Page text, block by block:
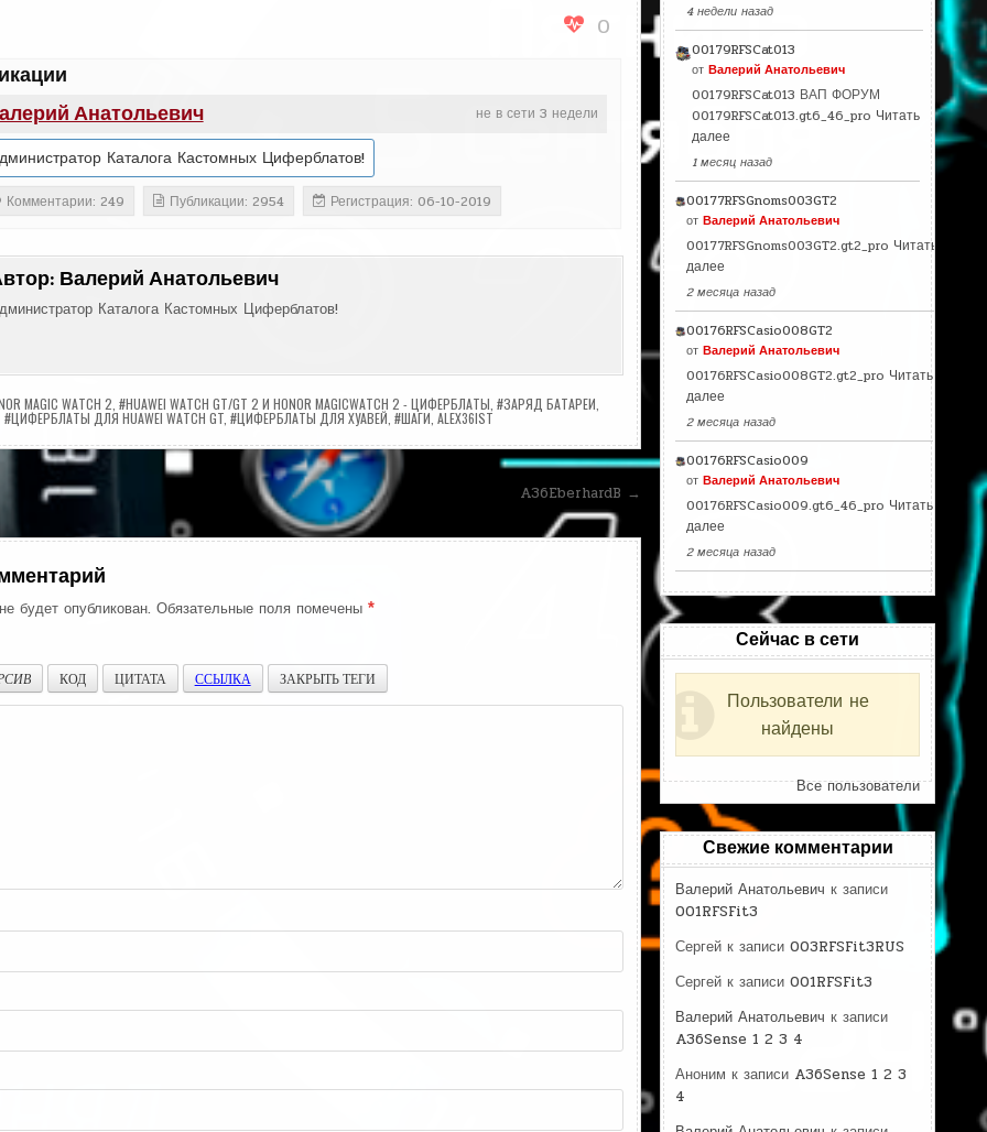
0
не в сети 3 недели
Анатольевич
Каталога Кастомных Циферблатов!
Комментарии: 249 Публикации: 2954 Регистрация: 06-10-2019
Валерий Анатольевич
Каталога Кастомных Циферблатов!
MAGIC WATCH 2,#HUAWEI WATCH GT/GT 2 И HONOR MAGICWATCH 2 - ЦИФЕРБЛАТЫ,#ЗАРЯД БАТАРЕИ,
#ЦИФЕРБЛАТЫ ДЛЯ HUAWEI WATCH GT, #ЦИФЕРБЛАТЫ ДЛЯ ХУАВЕЙ, #ШАГИ, ALEX36IST
A36EberhardB →
будет опубликован. Обязательные поля помечены *
КОД ЦИТАТА ССЫЛКА ЗАКРЫТЬ ТЕГИ
4 недели назад
00179RFSCat013
от Валерий Анатольевич
00179RFSCat013 ВАП ФОРУМ
00179RFSCat013.gt6_46_pro Читать
далее
1 месяц назад
00177RFSGnoms003GT2
от Валерий Анатольевич
00177RFSGnoms003GT2.gt2_pro Читать
далее
2 месяца назад
00176RFSCasio008GT2
от Валерий Анатольевич
00176RFSCasio008GT2.gt2_pro Читать
далее
2 месяца назад
00176RFSCasio009
от Валерий Анатольевич
00176RFSCasio009.gt6_46_pro Читать
далее
2 месяца назад
Сейчас в сети
Пользователи не
найдены
Все пользователи
Свежие комментарии
Валерий Анатольевич к записи
001RFSFit3
Сергей к записи 003RFSFit3RUS
Сергей к записи 001RFSFit3
Валерий Анатольевич к записи
A36Sense 1 2 3 4
Аноним к записи A36Sense 1 2 3
4